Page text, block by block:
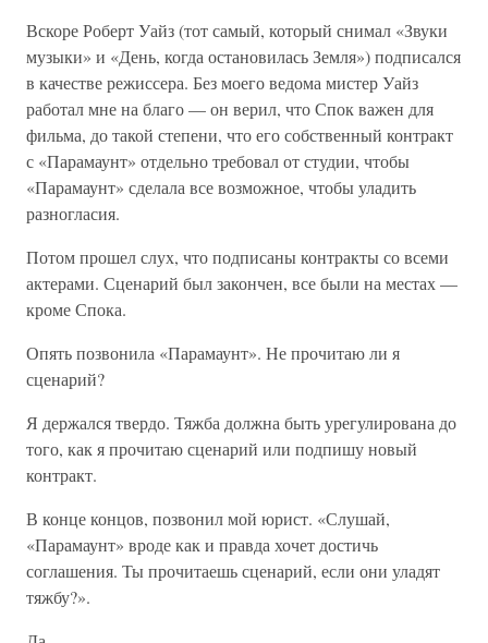
Вскоре Роберт Уайз (тот самый, который снимал «Звуки
музыки» и «День, когда остановилась Земля») подписался
в качестве режиссера. Без моего ведома мистер Уайз
работал мне на благо — он верил, что Спок важен для
фильма, до такой степени, что его собственный контракт
с «Парамаунт» отдельно требовал от студии, чтобы
«Парамаунт» сделала все возможное, чтобы уладить
разногласия.
Потом прошел слух, что подписаны контракты со всеми
актерами. Сценарий был закончен, все были на местах —
кроме Спока.
Опять позвонила «Парамаунт». Не прочитаю ли я
сценарий?
Я держался твердо. Тяжба должна быть урегулирована до
того, как я прочитаю сценарий или подпишу новый
контракт.
В конце концов, позвонил мой юрист. «Слушай,
«Парамаунт» вроде как и правда хочет достичь
соглашения. Ты прочитаешь сценарий, если они уладят
тяжбу?».